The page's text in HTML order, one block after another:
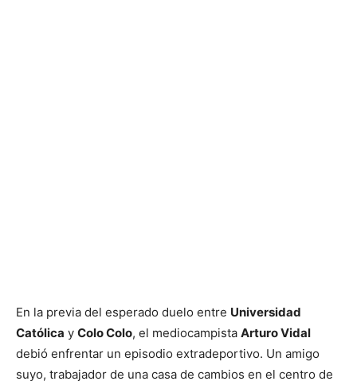
En la previa del esperado duelo entre Universidad
Católica y Colo Colo, el mediocampista Arturo Vidal
debió enfrentar un episodio extradeportivo. Un amigo
suyo, trabajador de una casa de cambios en el centro de